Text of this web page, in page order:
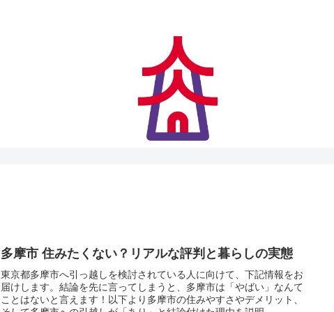
多摩市 住みたくない？リアルな評判と暮らしの実態
東京都多摩市へ引っ越しを検討されている人に向けて、下記情報をお
届けします。結論を先に言ってしまうと、多摩市は「やばい」なんて
ことはないと言えます！以下より多摩市の住みやすさやデメリット、